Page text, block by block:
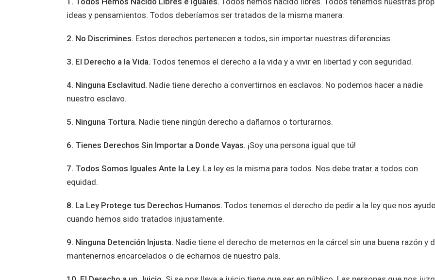
ideas y pensamientos. Todos deberíamos ser tratados de la misma manera.
2. No Discrimines. Estos derechos pertenecen a todos, sin importar nuestras diferencias.
3. El Derecho a la Vida. Todos tenemos el derecho a la vida y a vivir en libertad y con seguridad.
4. Ninguna Esclavitud. Nadie tiene derecho a convertirnos en esclavos. No podemos hacer a nadie
nuestro esclavo.
5. Ninguna Tortura. Nadie tiene ningún derecho a dañarnos o torturarnos.
6. Tienes Derechos Sin Importar a Donde Vayas. ¡Soy una persona igual que tú!
7. Todos Somos Iguales Ante la Ley. La ley es la misma para todos. Nos debe tratar a todos con
equidad.
8. La Ley Protege tus Derechos Humanos. Todos tenemos el derecho de pedir a la ley que nos ayude
cuando hemos sido tratados injustamente.
9. Ninguna Detención Injusta. Nadie tiene el derecho de meternos en la cárcel sin una buena razón y
mantenernos encarcelados o de echarnos de nuestro país.